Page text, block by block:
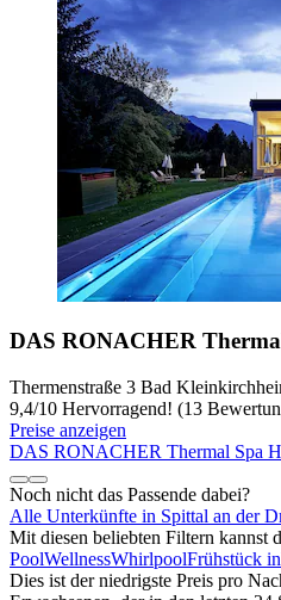
DAS RONACHER
Thermenstraße 3 Bad
9,4/10 Hervorragend! (13
Preise anzeigen
DAS RONACHER Thermal Spa
Noch nicht das Passende dabei?
Alle Unterkünfte in Spittal an der
Mit diesen beliebten Filtern kannst
PoolWellnessWhirlpoolFrühstück
Dies ist der niedrigste Preis pro